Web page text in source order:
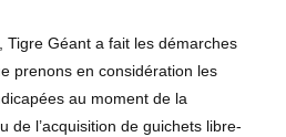
Tigre Géant a fait les démarches
prenons en considération les
au moment de la
de l’acquisition de guichets libre-